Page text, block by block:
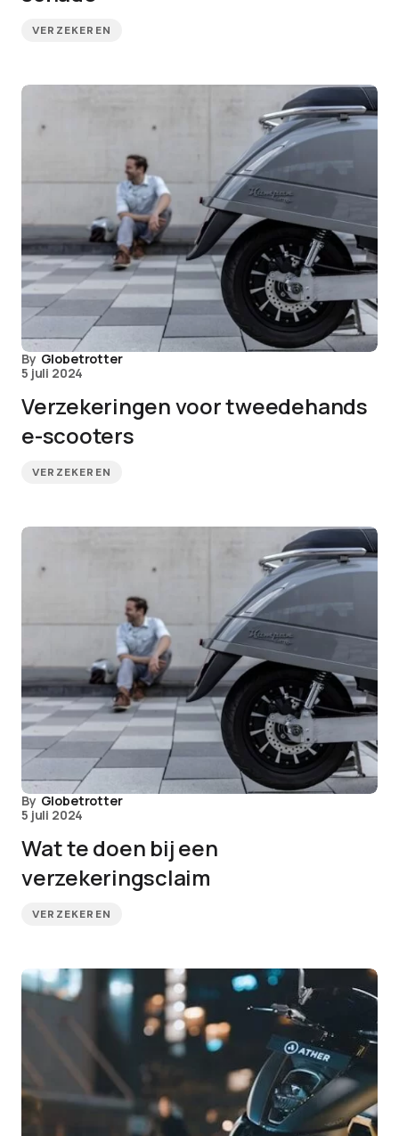
VERZEKEREN
By Globetrotter
5 juli 2024
Verzekeringen voor tweedehands
e-scooters
VERZEKEREN
By Globetrotter
5 juli 2024
Wat te doen bij een
verzekeringsclaim
VERZEKEREN